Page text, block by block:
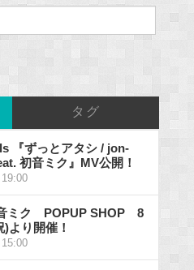
タグ
『ずっとアタシ / jon-
初音ミク』MV公開！
ミク POPUP SHOP 8
)より開催！